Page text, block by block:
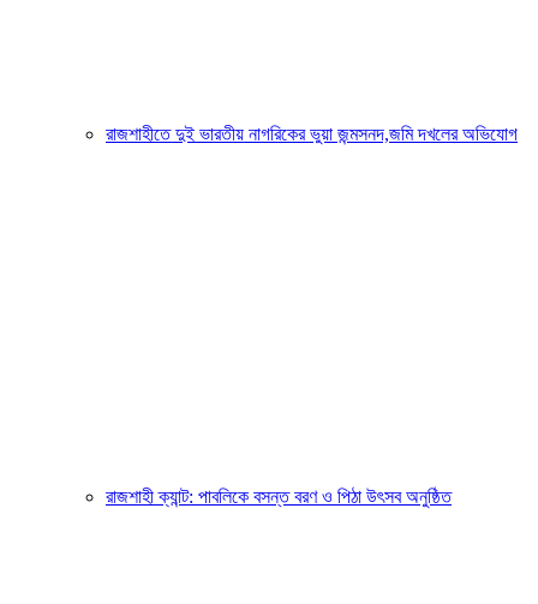
রাজশাহীতে দুই ভারতীয় নাগরিকের ভুয়া জন্মসনদ,জমি দখলের অভিযোগ
রাজশাহী ক্যান্ট: পাবলিকে বসন্ত বরণ ও পিঠা উৎসব অনুষ্ঠিত